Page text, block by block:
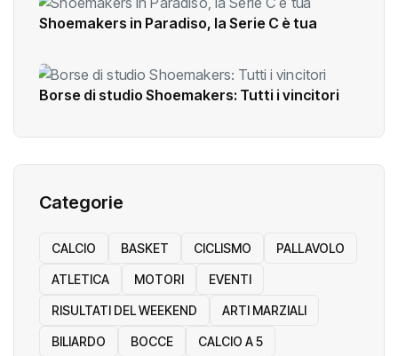
Shoemakers in Paradiso, la Serie C è tua
Borse di studio Shoemakers: Tutti i vincitori
Categorie
CALCIO BASKET CICLISMO PALLAVOLO
ATLETICA MOTORI EVENTI
RISULTATI DEL WEEKEND ARTI MARZIALI
BILIARDO BOCCE CALCIO A 5